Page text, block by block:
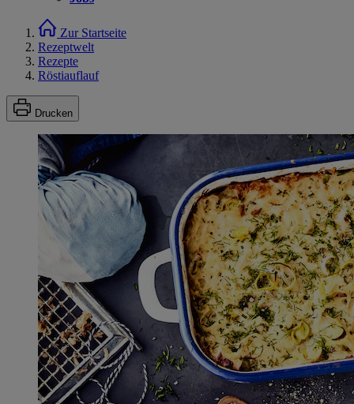
Zur Startseite
Rezeptwelt
Rezepte
Röstiauflauf
Drucken